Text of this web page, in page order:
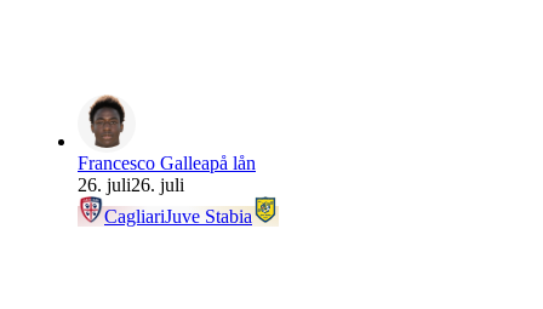
Francesco Galleapå lån
26. juli26. juli
CagliariJuve Stabia